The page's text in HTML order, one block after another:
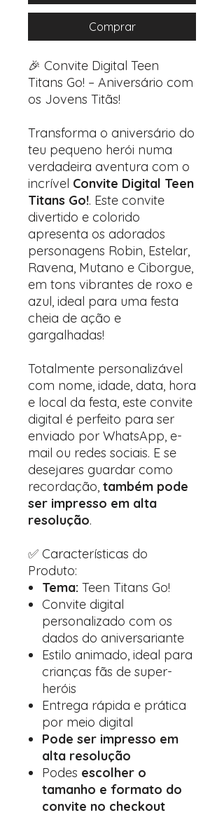
Comprar
🎉 Convite Digital Teen
Titans Go! – Aniversário com
os Jovens Titãs!
Transforma o aniversário do
teu pequeno herói numa
verdadeira aventura com o
incrível Convite Digital Teen
Titans Go!. Este convite
divertido e colorido
apresenta os adorados
personagens Robin, Estelar,
Ravena, Mutano e Ciborgue,
em tons vibrantes de roxo e
azul, ideal para uma festa
cheia de ação e
gargalhadas!
Totalmente personalizável
com nome, idade, data, hora
e local da festa, este convite
digital é perfeito para ser
enviado por WhatsApp, e-
mail ou redes sociais. E se
desejares guardar como
recordação, também pode
ser impresso em alta
resolução.
✅ Características do
Produto:
Tema: Teen Titans Go!
Convite digital
personalizado com os
dados do aniversariante
Estilo animado, ideal para
crianças fãs de super-
heróis
Entrega rápida e prática
por meio digital
Pode ser impresso em
alta resolução
Podes escolher o
tamanho e formato do
convite no checkout